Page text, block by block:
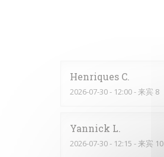
Henriques C
2026-07-30- 12:00 - 来宾 8
Yannick L
2026-07-30- 12:15 - 来宾 10